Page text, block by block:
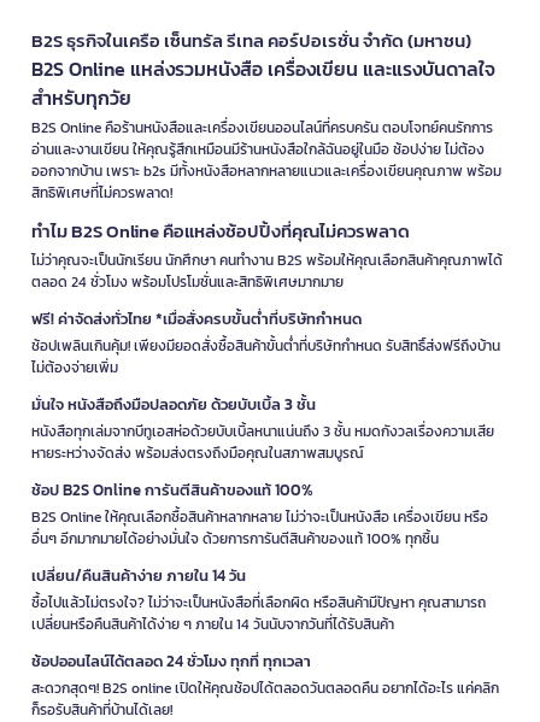
B2S ธุรกิจในเครือ เซ็นทรัล รีเทล คอร์ปอเรชั่น จำกัด (มหาชน)
B2S Online แหล่งรวมหนังสือ เครื่องเขียน และแรงบันดาลใจ
สำหรับทุกวัย
B2S Online คือร้านหนังสือและเครื่องเขียนออนไลน์ที่ครบครัน ตอบโจทย์คนรักการ
อ่านและงานเขียน ให้คุณรู้สึกเหมือนมีร้านหนังสือใกล้ฉันอยู่ในมือ ช้อปง่าย ไม่ต้อง
ออกจากบ้าน เพราะ b2s มีทั้งหนังสือหลากหลายแนวและเครื่องเขียนคุณภาพ พร้อม
สิทธิพิเศษที่ไม่ควรพลาด!
ทำไม B2S Online คือแหล่งช้อปปิ้งที่คุณไม่ควรพลาด
ไม่ว่าคุณจะเป็นนักเรียน นักศึกษา คนทำงาน B2S พร้อมให้คุณเลือกสินค้าคุณภาพได้
ตลอด 24 ชั่วโมง พร้อมโปรโมชั่นและสิทธิพิเศษมากมาย
ฟรี! ค่าจัดส่งทั่วไทย *เมื่อสั่งครบขั้นต่ำที่บริษัทกำหนด
ช้อปเพลินเกินคุ้ม! เพียงมียอดสั่งซื้อสินค้าขั้นต่ำที่บริษัทกำหนด รับสิทธิ์ส่งฟรีถึงบ้าน
ไม่ต้องจ่ายเพิ่ม
มั่นใจ หนังสือถึงมือปลอดภัย ด้วยบับเบิ้ล 3 ชั้น
หนังสือทุกเล่มจากบีทูเอสห่อด้วยบับเบิ้ลหนาแน่นถึง 3 ชั้น หมดกังวลเรื่องความเสีย
หายระหว่างจัดส่ง พร้อมส่งตรงถึงมือคุณในสภาพสมบูรณ์
ช้อป B2S Online การันตีสินค้าของแท้ 100%
B2S Online ให้คุณเลือกซื้อสินค้าหลากหลาย ไม่ว่าจะเป็นหนังสือ เครื่องเขียน หรือ
อื่นๆ อีกมากมายได้อย่างมั่นใจ ด้วยการการันตีสินค้าของแท้ 100% ทุกชิ้น
เปลี่ยน/คืนสินค้าง่าย ภายใน 14 วัน
ซื้อไปแล้วไม่ตรงใจ? ไม่ว่าจะเป็นหนังสือที่เลือกผิด หรือสินค้ามีปัญหา คุณสามารถ
เปลี่ยนหรือคืนสินค้าได้ง่าย ๆ ภายใน 14 วันนับจากวันที่ได้รับสินค้า
ช้อปออนไลน์ได้ตลอด 24 ชั่วโมง ทุกที่ ทุกเวลา
สะดวกสุดๆ! B2S online เปิดให้คุณช้อปได้ตลอดวันตลอดคืน อยากได้อะไร แค่คลิก
ก็รอรับสินค้าที่บ้านได้เลย!